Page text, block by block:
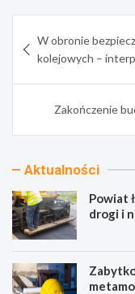
wpisu
W obronie
kolejowych –
Zakończenie
Aktualności
Powiat
drogi i